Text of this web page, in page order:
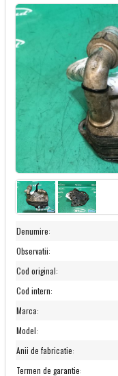
Denumire:
Observatii:
Cod original:
Cod intern:
Marca:
Model:
Anii de fabricatie:
Termen de garantie: